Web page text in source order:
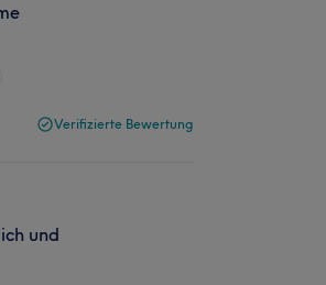
Verifizierte Bewertung
und